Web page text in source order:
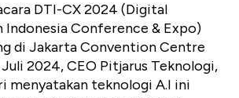
DTI-CX 2024 (Digital
Conference & Expo)
di Jakarta Convention Centre
Juli 2024, CEO Pitjarus Teknologi,
menyatakan teknologi A.I ini